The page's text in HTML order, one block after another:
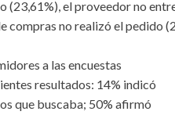
(23,61%), el proveedor no
compras no realizó el pedido
a las encuestas
resultados: 14% indicó
que buscaba; 50% afirmó